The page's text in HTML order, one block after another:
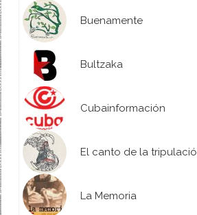
Buenamente
Bultzaka
Cubainformación
El canto de la
La Memoria